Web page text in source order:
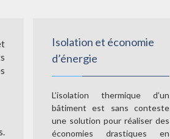
Isolation et économie
d’énergie
L’isolation thermique d’un
bâtiment est sans conteste
une solution pour réaliser des
économies drastiques en